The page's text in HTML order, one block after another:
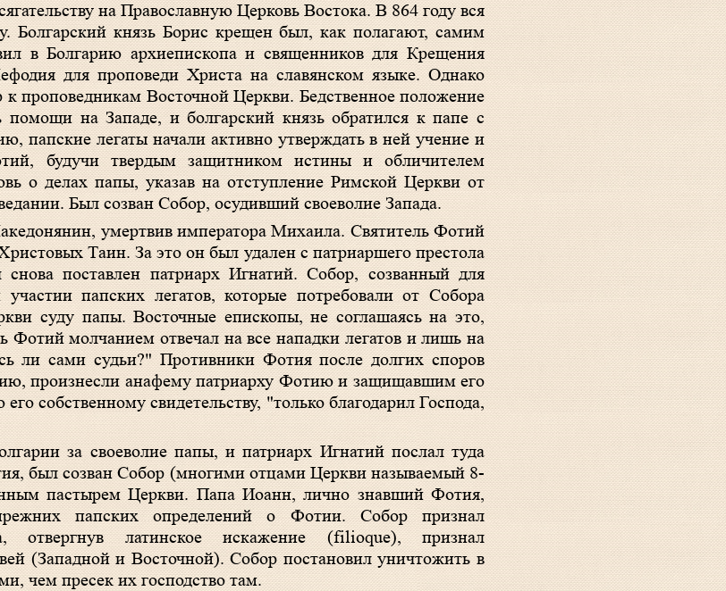
на Православную Церковь Востока. В 864 году вся
Болгарский князь Борис крещен был, как полагают, самим
в Болгарию архиепископа и священников для Крещения
для проповеди Христа на славянском языке. Однако
проповедникам Восточной Церкви. Бедственное положение
помощи на Западе, и болгарский князь обратился к папе с
папские легаты начали активно утверждать в ней учение и
будучи твердым защитником истины и обличителем
о делах папы, указав на отступление Римской Церкви от
Был созван Собор, осудивший своеволие Запада.
умертвив императора Михаила. Святитель Фотий
Таин. За это он был удален с патриаршего престола
поставлен патриарх Игнатий. Собор, созванный для
папских легатов, которые потребовали от Собора
суду папы. Восточные епископы, не соглашаясь на это,
Фотий молчанием отвечал на все нападки легатов и лишь на
ли сами судьи?" Противники Фотия после долгих споров
произнесли анафему патриарху Фотию и защищавшим его
собственному свидетельству, "только благодарил Господа,
за своеволие папы, и патриарх Игнатий послал туда
был созван Собор (многими отцами Церкви называемый 8-
пастырем Церкви. Папа Иоанн, лично знавший Фотия,
папских определений о Фотии. Собор признал
отвергнув латинское искажение (filioque), признал
(Западной и Восточной). Собор постановил уничтожить в
чем пресек их господство там.